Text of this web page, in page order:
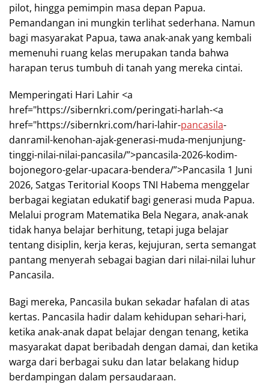
pilot, hingga pemimpin masa depan Papua.
Pemandangan ini mungkin terlihat sederhana. Namun
bagi masyarakat Papua, tawa anak-anak yang kembali
memenuhi ruang kelas merupakan tanda bahwa
harapan terus tumbuh di tanah yang mereka cintai.
Memperingati Hari Lahir <a
href="https://sibernkri.com/peringati-harlah-<a
href="https://sibernkri.com/hari-lahir-pancasila-
danramil-kenohan-ajak-generasi-muda-menjunjung-
tinggi-nilai-nilai-pancasila/”>pancasila-2026-kodim-
bojonegoro-gelar-upacara-bendera/”>Pancasila 1 Juni
2026, Satgas Teritorial Koops TNI Habema menggelar
berbagai kegiatan edukatif bagi generasi muda Papua.
Melalui program Matematika Bela Negara, anak-anak
tidak hanya belajar berhitung, tetapi juga belajar
tentang disiplin, kerja keras, kejujuran, serta semangat
pantang menyerah sebagai bagian dari nilai-nilai luhur
Pancasila.
Bagi mereka, Pancasila bukan sekadar hafalan di atas
kertas. Pancasila hadir dalam kehidupan sehari-hari,
ketika anak-anak dapat belajar dengan tenang, ketika
masyarakat dapat beribadah dengan damai, dan ketika
warga dari berbagai suku dan latar belakang hidup
berdampingan dalam persaudaraan.